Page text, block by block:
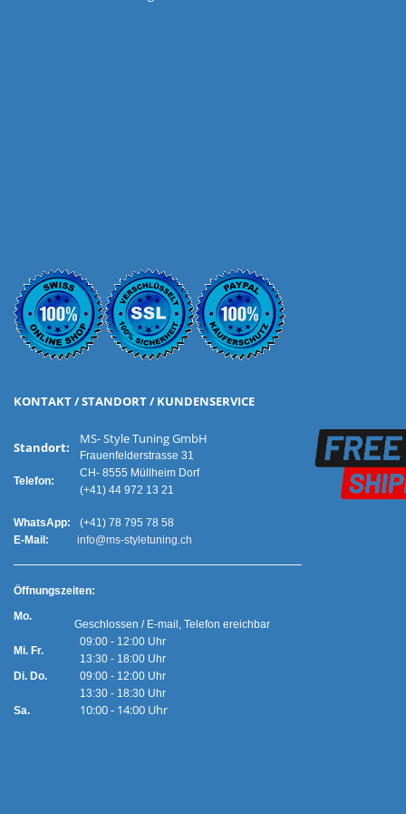
KONTAKT / STANDORT / KUNDENSERVICE
Standort:
Telefon:
MS- Style Tuning GmbH
Frauenfelderstrasse 31
CH- 8555 Müllheim Dorf
(+41) 44 972 13 21
WhatsApp:
(+41) 78 795 78 58
E-Mail:
info@ms-styletuning.ch
Öffnungszeiten:
Mo.
Mi. Fr.
Geschlossen / E-mail, Telefon ereichbar
09:00 - 12:00 Uhr
13:30 - 18:00 Uhr
Di. Do.
Sa.
09:00 - 12:00 Uhr
13:30 - 18:30 Uhr
10:00 - 14:00 Uhr